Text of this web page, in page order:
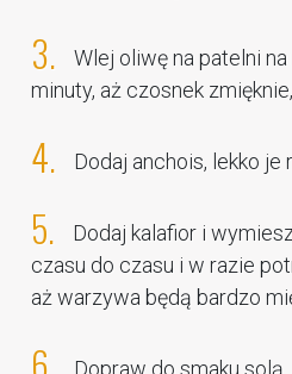
3.
Wlej oliwę na patelni na
minuty, aż czosnek
4. Dodaj anchois, lekko je
5.
Dodaj kalafior i
czasu do czasu i w razie
aż warzywa będą bardzo
6.
Dopraw do smaku